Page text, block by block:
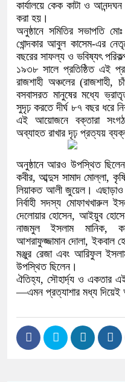
কার্যালয়ে কেক কাটা ও
করা হয়।
অনুষ্ঠানে সমিতির সভাপতি
খোন্দকার আবুল কাসেম-এর
বছরের সাফল্য ও ভবিষ্যৎ
১৯৩৮ সালে প্রতিষ্ঠিত এই
রাজশাহী অঞ্চলের (রাজশাহী,
বসবাসরত মানুষের মধ্যে
সুদৃঢ় করতে দীর্ঘ ৮৭ বছর ধরে
এই আয়োজনে বক্তারা
অব্যাহত রাখার দৃঢ় প্রত্যয়
অনুষ্ঠানে আরও উপস্থিত
কবীর, আব্দুস সামাদ মোল্লা,
লিয়াকত আলী জুয়েল। এছাড়াও
নির্বাহী সদস্য মোফাখখারুল
দেলোয়ার হোসেন, আইয়ুব
নাজমুল ইসলাম মানিক,
আশরাফুজ্জামান দোলা, ইকবাল
মঞ্জুর রেজা এবং আরিফুল
উপস্থিত ছিলেন।
ঐতিহ্য, সৌহার্দ্য ও একতার
—এমন প্রত্যাশার মধ্য দিয়েই